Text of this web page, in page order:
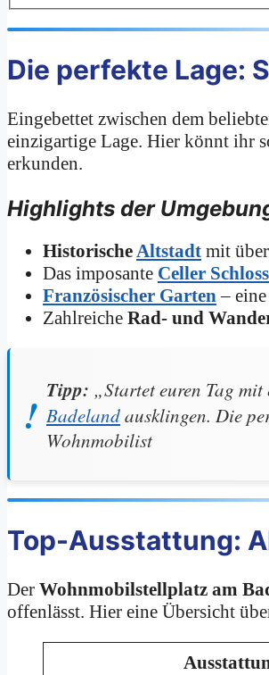
Die perfekte Lage:
Eingebettet zwischen dem
einzigartige Lage. Hier könnt ihr
erkunden.
Highlights der
HistorischeAltstadt mit
Das imposante Celler Schloss
Französischer Garten–
Zahlreiche Rad- und
Tipp: „Startet euren Tag
Badelandausklingen. Die
Wohnmobilist
Top-Ausstattung:
Der Wohnmobilstellplatz am
offenlässt. Hier eine Übersicht